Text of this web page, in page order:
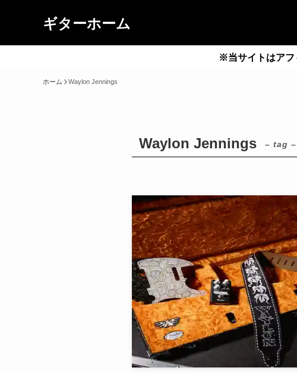
ギターホーム
※当サイトはアフ
ホーム Waylon Jennings
Waylon Jennings – tag –